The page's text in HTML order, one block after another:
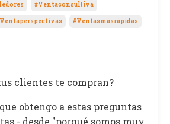
#ventaconsultiva
#ventasmásrápidas
clientes te compran?
obtengo a estas preguntas
- desde "porqué somos muy